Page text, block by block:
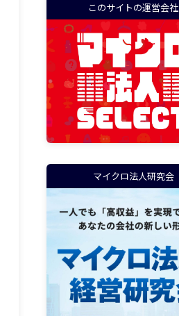
このサイトの運営会社
マイクロ法人研究会